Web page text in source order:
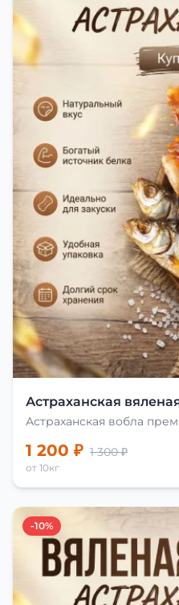
теряла влагу. Вяленая вобла — это не просто
вкусная еда, но и
старые рецепты и
можно есть с напитками,
Астраханская
Астраханская вобла
1 200 ₽ 1 300 ₽
от 10кг
-10%